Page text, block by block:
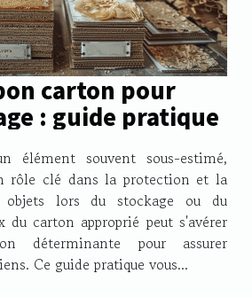
carton pour
: guide pratique
élément souvent sous-estimé,
rôle clé dans la protection et la
objets lors du stockage ou du
du carton approprié peut s'avérer
déterminante pour assurer
Ce guide pratique vous...